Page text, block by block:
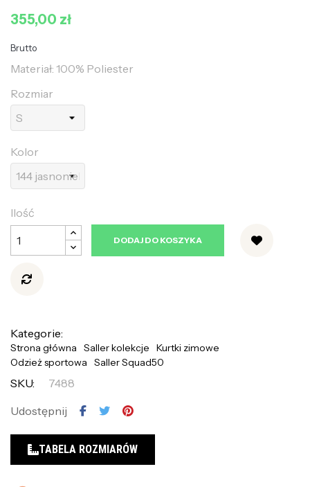
355,00 zł
Brutto
Materiał: 100% Poliester
Rozmiar
Kolor
Ilość
DODAJ DO KOSZYKA
Kategorie:
Strona główna Saller kolekcje
Kurtki zimowe
Odzież sportowa
Saller Squad50
SKU:
7488
Udostępnij
TABELA ROZMIARÓW